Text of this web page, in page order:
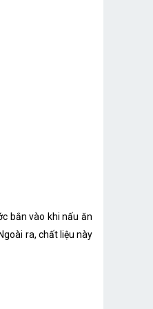
bắn vào khi nấu ăn
ra, chất liệu này